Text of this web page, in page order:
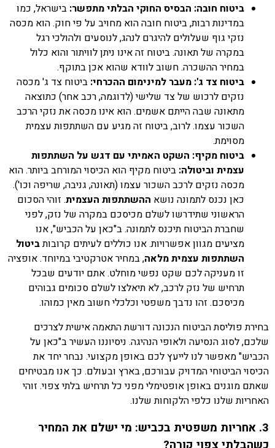
ביטוח חובה: הבסיס החוקי הבלתי מתפשר: בישראל, כמו
במדינות רבות, ביטוח חובה הוא מחויב על פי חוק. הוא מכסה
נזקי גוף שעלולים להיגרם לנהג, לנוסעים ולהולכי רגל
במקרה של תאונה. ביטוח זה אינו ניתן לוויתור והוא כלול
במחיר ההשכרה. חשוב לוודא שהוא אכן בתוקף.
ביטוח צד ג': מעבר למינימום ההכרחי: ביטוח צד ג' מכסה
נזקים לרכוש של צד שלישי (לדוגמה, רכב אחר) כתוצאה
מתאונה שבה הייתם אשמים. הוא אינו מכסה את נזקי הרכב
השכור עצמו. לרוב, ביטוח זה מגיע עם השתתפות עצמית
מסוימת.
ביטוח מקיף: השקט האמיתי עם דגש על השתתפות
עצמית וביטולה: ביטוח מקיף הוא הכיסוי המורחב ביותר. הוא
מכסה נזקים לרכב השכור עצמו (תאונה, גניבה, שריפה וכו').
כאן נכנס לתמונה נושא ההשתתפות העצמית. זוהי הסכום
הראשוני שתידרשו לשלם מכיסכם במקרה של נזק, לפני
שחברת הביטוח תיכנס לתמונה. ב"כאן על הכביש", אנו
מציעים מגוון אפשרויות. אנו כוללים לעיתים קרובותביטול
השתתפות עצמית מלאה, במחיר אטרקטיבי במיוחד. אופציה
זו מעניקה לכם שקט נפשי מוחלט. אתם יודעים שבכל
תרחיש של נזק לרכב, לא תיאלצו לשלם סכומים גבוהים
מכיסכם. זהו נדבך משפטי וכלכלי חשוב מאין כמוהו.
בחירת פוליסת הביטוח הנכונה דורשת התאמה אישית לצרכים
שלכם, לסוג הנסיעה ולאופי הנהיגה. ניסיוננו העשיר ב"כאן על
הכביש" מאפשר לנו לייעץ לכם באופן מקצועי. נבחר יחד את
הכיסוי הביטוחי המדויק עבורכם, בארץ ובעולם. כך אנו מבטיחים
שאתם מוגנים באופן אופטימלי מפני כל תרחיש בלתי צפוי. זוהי
האחריות שלנו כלפי הלקוחות שלנו.
3. אחריות משפטית בכביש: מי ישלם את המחיר